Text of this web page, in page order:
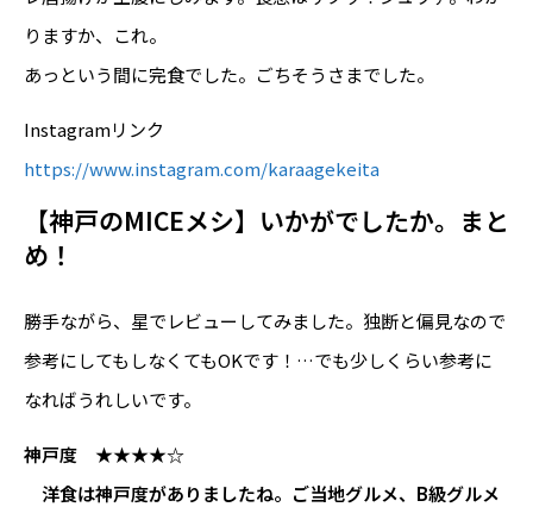
りますか、これ。
あっという間に完食でした。ごちそうさまでした。
Instagramリンク
https://www.instagram.com/karaagekeita
【神戸のMICEメシ】いかがでしたか。まと
め！
勝手ながら、星でレビューしてみました。独断と偏見なので
参考にしてもしなくてもOKです！…でも少しくらい参考に
なればうれしいです。
神戸度 ★★★★☆
洋食は神戸度がありましたね。ご当地グルメ、B級グルメ